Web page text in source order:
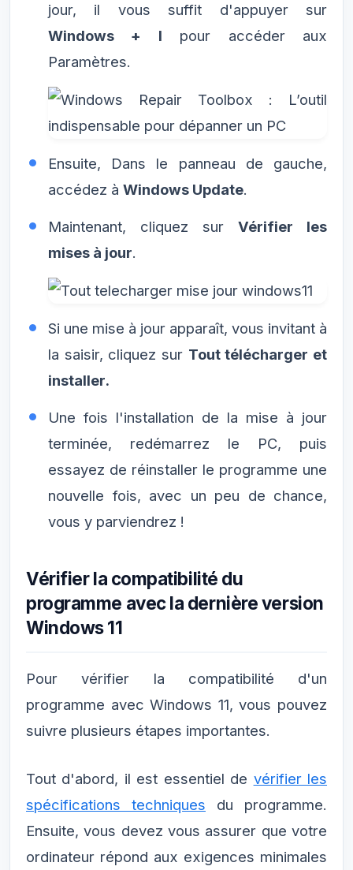
jour, il vous suffit d'appuyer sur
Windows + I pour accéder aux
Paramètres.
Ensuite, Dans le panneau de gauche,
accédez à Windows Update.
Maintenant, cliquez sur Vérifier les
mises à jour.
Si une mise à jour apparaît, vous invitant à
la saisir, cliquez sur Tout télécharger et
installer.
Une fois l'installation de la mise à jour
terminée, redémarrez le PC, puis
essayez de réinstaller le programme une
nouvelle fois, avec un peu de chance,
vous y parviendrez !
Vérifier la compatibilité du
programme avec la dernière version
Windows 11
Pour vérifier la compatibilité d'un
programme avec Windows 11, vous pouvez
suivre plusieurs étapes importantes.
Tout d'abord, il est essentiel de vérifier les
spécifications techniques du programme.
Ensuite, vous devez vous assurer que votre
ordinateur répond aux exigences minimales